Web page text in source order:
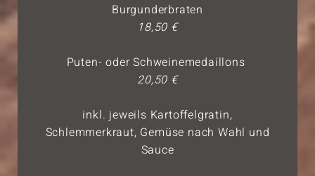
Burgunderbraten
18,50 €
Puten- oder Schweinemedaillons
20,50 €
inkl. jeweils Kartoffelgratin,
Schlemmerkraut, Gemüse nach Wahl und
Sauce